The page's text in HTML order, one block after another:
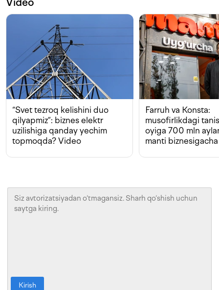
“Svet tezroq kelishini duo
qilyapmiz”: biznes elektr
uzilishiga qanday yechim
topmoqda? Video
Farruh va Konsta:
musofirlikdagi
oyiga 700 mln
manti biznesigacha
Kirish